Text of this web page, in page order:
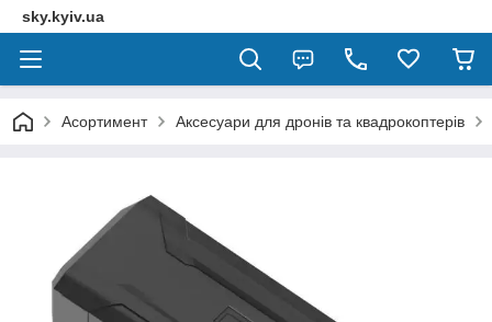
sky.kyiv.ua
Асортимент Аксесуари для дронів та квадрокоптерів